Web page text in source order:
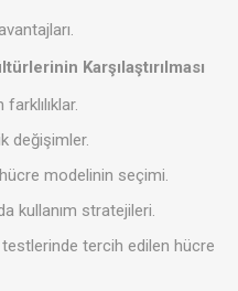
Karşılaştırılması
değişimler.
modelinin seçimi.
kullanım stratejileri.
tercih edilen hücre